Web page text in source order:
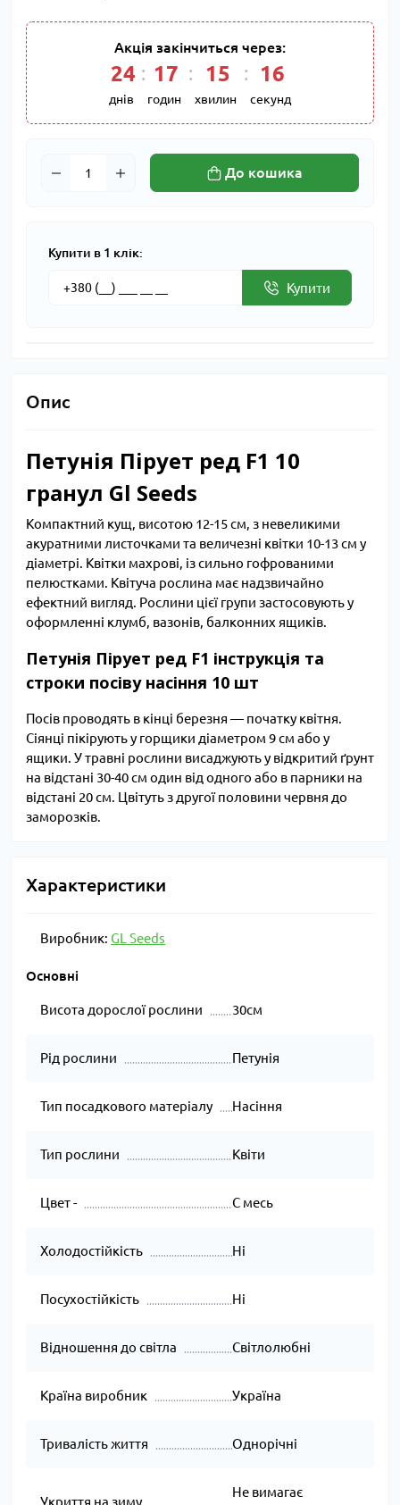
Акція закінчиться через:
24
днів
17
годин
15
хвилин
16
секунд
До кошика
Купити в 1 клік:
Купити
Опис
Петунія Пірует ред F1 10
гранул Gl Seeds
Компактний кущ, висотою 12-15 см, з невеликими
акуратними листочками та величезні квітки 10-13 см у
діаметрі. Квітки махрові, із сильно гофрованими
пелюстками. Квітуча рослина має надзвичайно
ефектний вигляд. Рослини цієї групи застосовують у
оформленні клумб, вазонів, балконних ящиків.
Петунія Пірует ред F1 інструкція та
строки посіву насіння 10 шт
Посів проводять в кінці березня — початку квітня.
Сіянці пікірують у горщики діаметром 9 см або у
ящики. У травні рослини висаджують у відкритий ґрунт
на відстані 30-40 см один від одного або в парники на
відстані 20 см. Цвітуть з другої половини червня до
заморозків.
Характеристики
Виробник: GL Seeds
Основні
Висота дорослої рослини 30см
Рід рослини Петунія
Тип посадкового матеріалу Насіння
Тип рослини Квіти
Цвет - С месь
Холодостійкість Ні
Посухостійкість Ні
Відношення до світла Світлолюбні
Країна виробник Україна
Тривалість життя Однорічні
Не вимагає